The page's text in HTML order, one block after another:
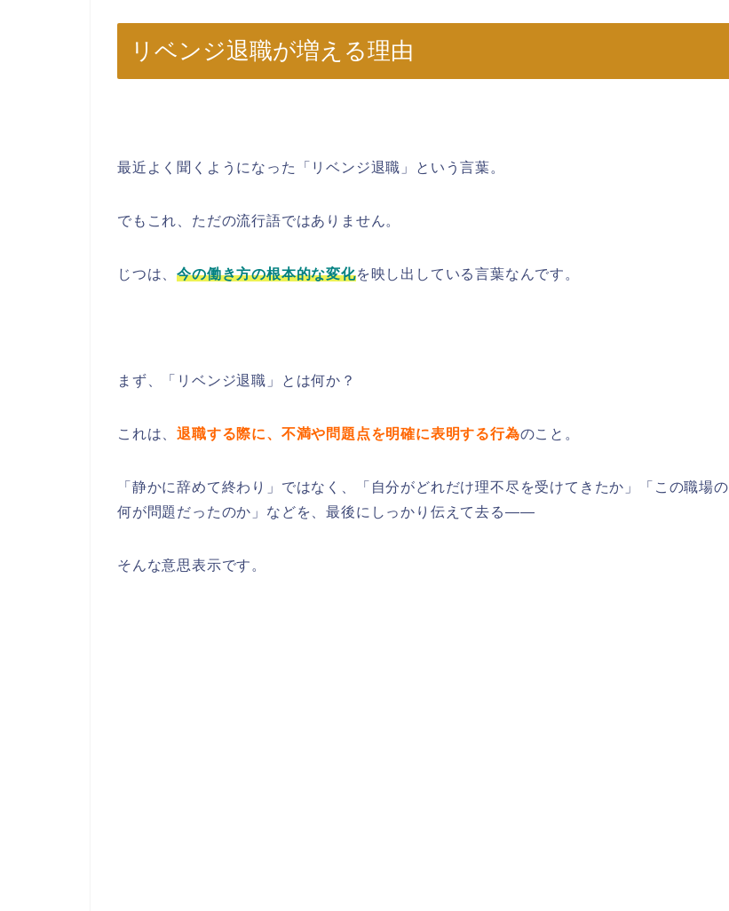
リベンジ退職が増える理由
最近よく聞くようになった「リベンジ退職」という言葉。
でもこれ、ただの流行語ではありません。
じつは、今の働き方の根本的な変化を映し出している言葉なんです。
まず、「リベンジ退職」とは何か？
これは、退職する際に、不満や問題点を明確に表明する行為のこと。
「静かに辞めて終わり」ではなく、「自分がどれだけ理不尽を受けてきたか」「この職場の
何が問題だったのか」などを、最後にしっかり伝えて去る――
そんな意思表示です。